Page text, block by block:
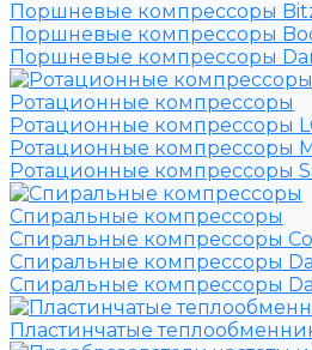
Поршневые компрессоры
Поршневые компрессоры
Поршневые компрессоры
Ротационные компрессоры
Ротационные компрессоры
Ротационные компрессоры
Ротационные компрессоры
Спиральные компрессоры
Спиральные компрессоры
Спиральные компрессоры
Спиральные компрессоры
Пластинчатые